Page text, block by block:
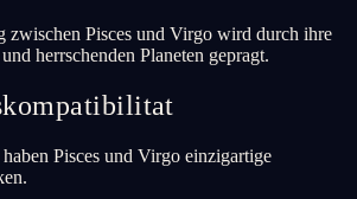
zwischen Pisces und Virgo wird durch ihre
herrschenden Planeten gepragt.
Pisces und Virgo einzigartige